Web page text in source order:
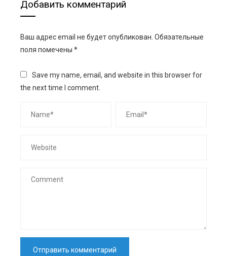
Добавить комментарий
Ваш адрес email не будет опубликован. Обязательные
поля помечены *
Save my name, email, and website in this browser for
the next time I comment.